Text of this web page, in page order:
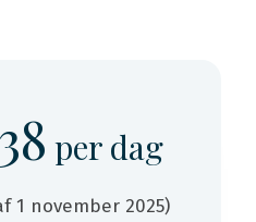
per dag
1 november 2025)